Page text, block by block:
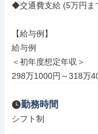
◆交通費支給 (5万円ま
【給与例】
給与例
＜初年度想定年収＞
298万1000円～318万
勤務時間
シフト制